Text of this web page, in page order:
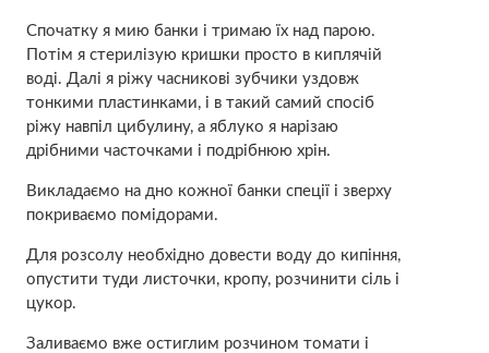
Спочатку я мию банки і тримаю їх над парою.
Потім я стерилізую кришки просто в киплячій
воді. Далі я ріжу часникові зубчики уздовж
тонкими пластинками, і в такий самий спосіб
ріжу навпіл цибулину, а яблуко я нарізаю
дрібними часточками і подрібнюю хрін.
Викладаємо на дно кожної банки спеції і зверху
покриваємо помідорами.
Для розсолу необхідно довести воду до кипіння,
опустити туди листочки, кропу, розчинити сіль і
цукор.
Заливаємо вже остиглим розчином томати і